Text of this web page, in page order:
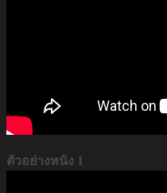
ตัวอย่างหนัง 1